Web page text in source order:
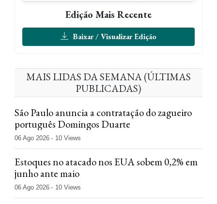
Edição Mais Recente
Baixar / Visualizar Edição
MAIS LIDAS DA SEMANA (ÚLTIMAS
PUBLICADAS)
São Paulo anuncia a contratação do zagueiro
português Domingos Duarte
06 Ago 2026 10 Views
Estoques no atacado nos EUA sobem 0,2% em
junho ante maio
06 Ago 2026 10 Views